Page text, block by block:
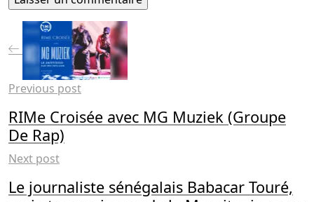
Previous post
RIMe Croisée avec MG Muziek (Groupe
De Rap)
Next post
Le journaliste sénégalais Babacar Touré,